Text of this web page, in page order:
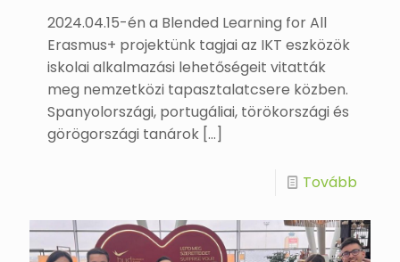
2024.04.15-én a Blended Learning for All
Erasmus+ projektünk tagjai az IKT eszközök
iskolai alkalmazási lehetőségeit vitatták
meg nemzetközi tapasztalatcsere közben.
Spanyolországi, portugáliai, törökországi és
görögországi tanárok […]
Tovább